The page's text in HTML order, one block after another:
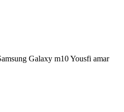
Galaxy m10 Yousfi amar